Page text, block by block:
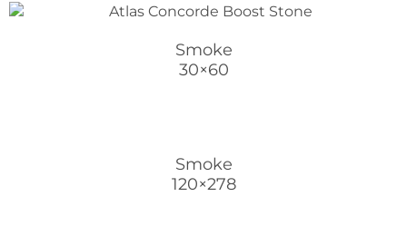
Smoke
30×60
Smoke
120×278